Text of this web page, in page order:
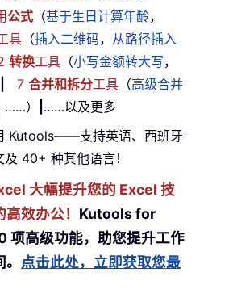
公式 （基于生日计算年龄，
具 （插入二维码， 从路径插入
转换工具 （小写金额转大写，
7 合并和拆分工具 （高级合并
……）
……以及更多
Kutools——支持英语、西班牙
40+ 种其他语言！
大幅提升您的 Excel 技
效办公！ Kutools for
项高级功能，助您提升工作
点击此处，立即获取您最